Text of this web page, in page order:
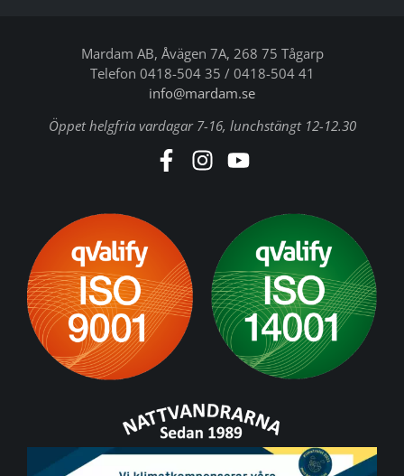
Mardam AB, Åvägen 7A, 268 75 Tågarp
Telefon 0418-504 35 / 0418-504 41
info@mardam.se
Öppet helgfria vardagar 7-16, lunchstängt 12-12.30